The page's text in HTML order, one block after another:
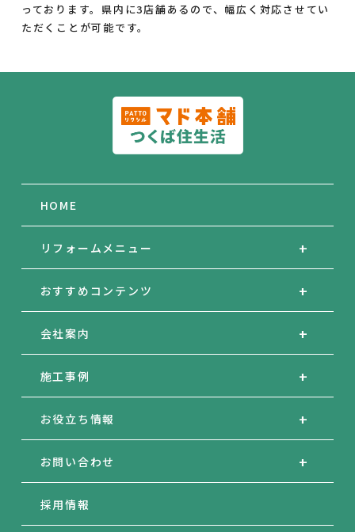
っております。県内に3店舗あるので、幅広く対応させてい
ただくことが可能です。
HOME
リフォームメニュー
おすすめコンテンツ
会社案内
施工事例
お役立ち情報
お問い合わせ
採用情報